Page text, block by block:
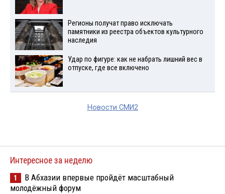
Регионы получат право исключать
памятники из реестра объектов культурного
наследия
Удар по фигуре: как не набрать лишний вес в
отпуске, где все включено
Новости СМИ2
Интересное за неделю
1
В Абхазии впервые пройдёт масштабный
молодёжный форум